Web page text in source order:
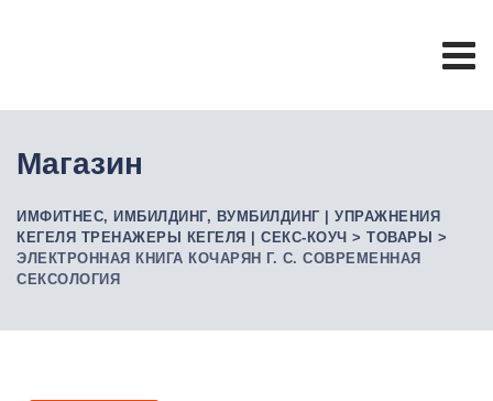
Магазин
ИМФИТНЕС, ИМБИЛДИНГ, ВУМБИЛДИНГ | УПРАЖНЕНИЯ
КЕГЕЛЯ ТРЕНАЖЕРЫ КЕГЕЛЯ | СЕКС-КОУЧ > ТОВАРЫ >
ЭЛЕКТРОННАЯ КНИГА КОЧАРЯН Г. С. СОВРЕМЕННАЯ
СЕКСОЛОГИЯ